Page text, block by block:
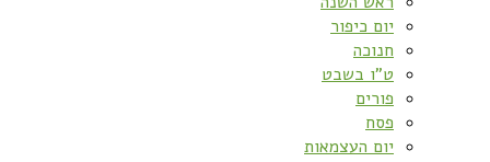
יום כיפור
חנוכה
ט”ו בשבט
פורים
פסח
יום העצמאות